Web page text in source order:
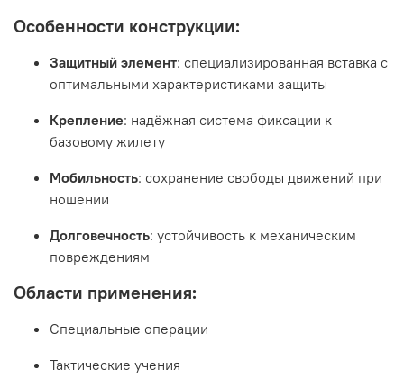
Особенности конструкции:
Защитный элемент: специализированная вставка с
оптимальными характеристиками защиты
Крепление: надёжная система фиксации к
базовому жилету
Мобильность: сохранение свободы движений при
ношении
Долговечность: устойчивость к механическим
повреждениям
Области применения:
Специальные операции
Тактические учения